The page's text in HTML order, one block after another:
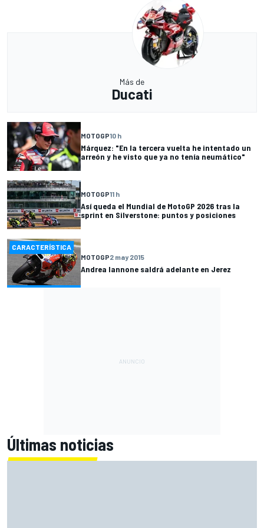
Más de
Ducati
MOTOGP10 h
Márquez: "En la tercera vuelta he intentado un
arreón y he visto que ya no tenía neumático"
MOTOGP11 h
Así queda el Mundial de MotoGP 2026 tras la
sprint en Silverstone: puntos y posiciones
CARACTERÍSTICA
MOTOGP2 may 2015
Andrea Iannone saldrá adelante en Jerez
Últimas noticias